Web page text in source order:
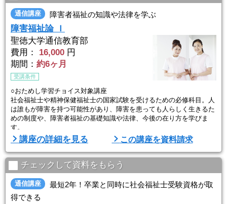
通信講座 障害者福祉の知識や法律を学ぶ
障害福祉論 Ｉ
聖徳大学通信教育部
費用：
16,000 円
期間： 約6ヶ月
受講条件
○おためし学習チョイス対象講座
社会福祉士や精神保健福祉士の国家試験を受けるための必修科目。人
は誰もが障害を持つ可能性があり、障害を患っても人らしく生きるた
めの制度や、障害者福祉の基礎知識や法律、今後の在り方を学びま
す。
大学の人気科目を自宅で学べて、大学・短大の単位も修得可能。基礎
レベルから学習がスタートするので、心理学について初めて学ぶ方で
も安心です。
講座の詳細を見る この講座を資料請求
チェックして資料をもらう
通信講座
最短2年！卒業と同時に社会福祉士受験資格が取
得できる